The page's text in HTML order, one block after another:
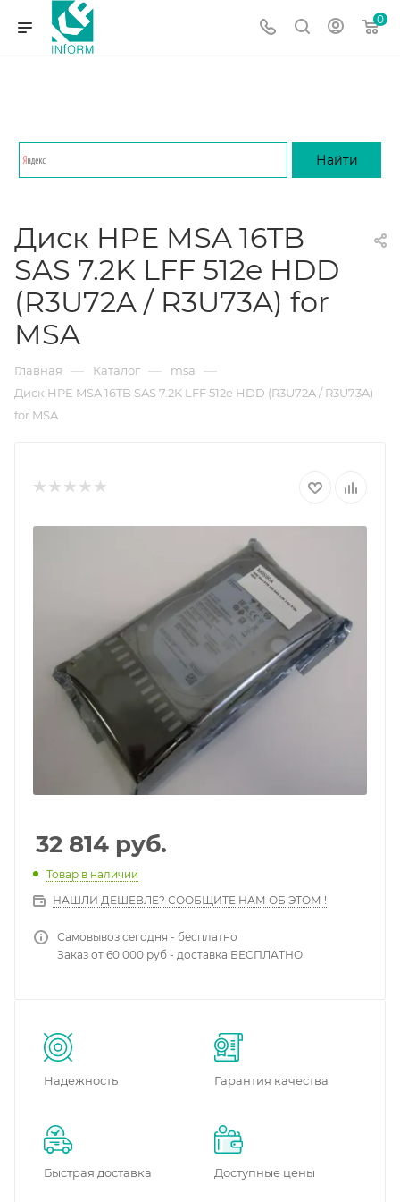
0
Диск HPE MSA 16TB
SAS 7.2K LFF 512e HDD
(R3U72A / R3U73A) for
MSA
Главная — Каталог — msa —
Диск HPE MSA 16TB SAS 7.2K LFF 512e HDD (R3U72A / R3U73A)
for MSA
32 814 руб.
Товар в наличии
НАШЛИ ДЕШЕВЛЕ? СООБЩИТЕ НАМ ОБ ЭТОМ !
Самовывоз сегодня - бесплатно
Заказ от 60 000 руб - доставка БЕСПЛАТНО
Надежность Гарантия качества
Быстрая доставка Доступные цены